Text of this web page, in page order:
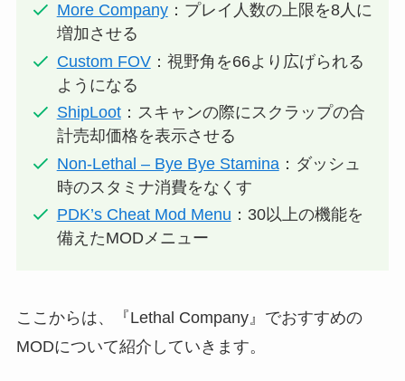
More Company：プレイ人数の上限を8人に
増加させる
Custom FOV：視野角を66より広げられる
ようになる
ShipLoot：スキャンの際にスクラップの合
計売却価格を表示させる
Non-Lethal – Bye Bye Stamina：ダッシュ
時のスタミナ消費をなくす
PDK’s Cheat Mod Menu ：30以上の機能を
備えたMODメニュー
ここからは、『Lethal Company』でおすすめの
MODについて紹介していきます。